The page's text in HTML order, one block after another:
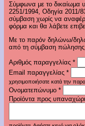
Σύμφωνα με το
2251/1994, Οδηγία 2011/
σύμβαση χωρίς να
φόρμα και θα λάβετε
Με το παρόν δηλώνω/
από τη σύμβαση πώλησης
Αριθμός παραγγελίας *
Email παραγγελίας *
χρησιμοποιήσατε κατά την
Ονοματεπώνυμο *
Προϊόντα προς